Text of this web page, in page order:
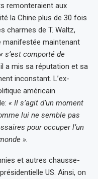
remonteraient aux
la Chine plus de 30 fois
charmes de T. Waltz,
manifestée maintenant
« s’est comporté de
a mis sa réputation et sa
inconstant. L’ex-
américain
« Il s’agit d’un moment
lui ne semble pas
pour occuper l’un
».
et autres chausse-
US. Ainsi, on